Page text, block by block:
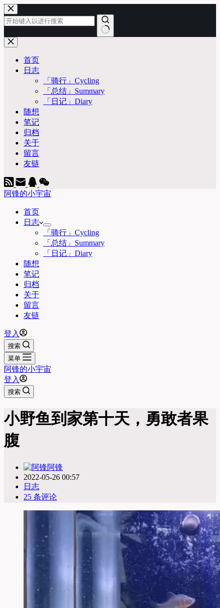
跳
至
内
容
无
首页
日志
「骑行」Cycling
「总结」Summary
「日记」Diary
随想
笔记
归档
关于
留言
友链
阿锋的小宇宙
首页
日志
「骑行」Cycling
「总结」Summary
「日记」Diary
随想
笔记
归档
关于
留言
友链
登入
搜索
菜单
阿锋的小宇宙
登入
搜索
小野鱼到家第十天，勇敢者果
腹
阿锋
2022-05-26 00:57
日志
25 条评论